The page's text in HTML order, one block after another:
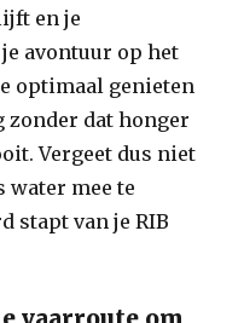
en je
avontuur op het
optimaal genieten
dat honger
Vergeet dus niet
water mee te
stapt van je RIB